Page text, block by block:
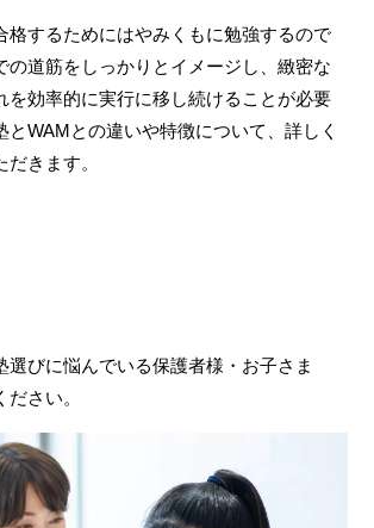
格するためにはやみくもに勉強するので
の道筋をしっかりとイメージし、緻密な
を効率的に実行に移し続けることが必要
とWAMとの違いや特徴について、詳しく
きます。
選びに悩んでいる保護者様・お子さま
さい。